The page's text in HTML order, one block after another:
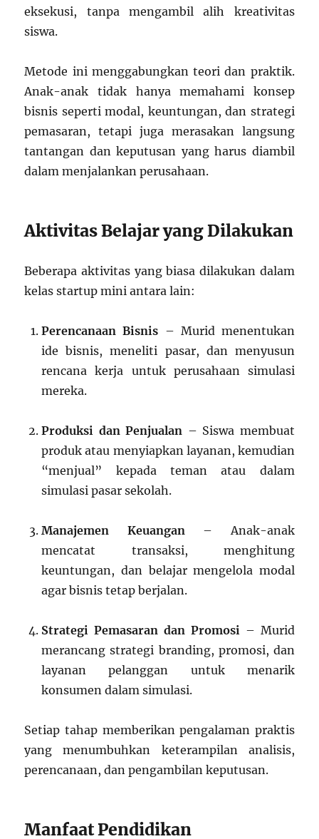
eksekusi, tanpa mengambil alih kreativitas
siswa.
Metode ini menggabungkan teori dan praktik.
Anak-anak tidak hanya memahami konsep
bisnis seperti modal, keuntungan, dan strategi
pemasaran, tetapi juga merasakan langsung
tantangan dan keputusan yang harus diambil
dalam menjalankan perusahaan.
Aktivitas Belajar yang Dilakukan
Beberapa aktivitas yang biasa dilakukan dalam
kelas startup mini antara lain:
Perencanaan Bisnis – Murid menentukan
ide bisnis, meneliti pasar, dan menyusun
rencana kerja untuk perusahaan simulasi
mereka.
Produksi dan Penjualan – Siswa membuat
produk atau menyiapkan layanan, kemudian
“menjual” kepada teman atau dalam
simulasi pasar sekolah.
Manajemen Keuangan– Anak-anak
mencatat transaksi, menghitung
keuntungan, dan belajar mengelola modal
agar bisnis tetap berjalan.
Strategi Pemasaran dan Promosi– Murid
merancang strategi branding, promosi, dan
layanan pelanggan untuk menarik
konsumen dalam simulasi.
Setiap tahap memberikan pengalaman praktis
yang menumbuhkan keterampilan analisis,
perencanaan, dan pengambilan keputusan.
Manfaat Pendidikan